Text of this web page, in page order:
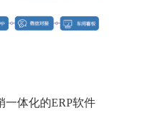
一体化的ERP软件